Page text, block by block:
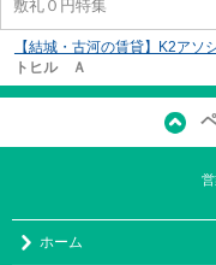
敷礼０円特集
【結城・古河の賃貸】K2アソ
トヒル Ａ
ホーム